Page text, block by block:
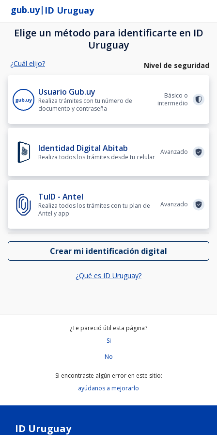
gub.uy| ID Uruguay
Elige un método para identificarte en ID
Uruguay
¿Cuál elijo? Nivel de seguridad
Usuario Gub.uy
Realiza trámites con tu número de
documento y contraseña
Básico o
intermedio
Identidad Digital Abitab
Realiza todos los trámites desde tu celular
Avanzado
TuID - Antel
Realiza todos los trámites con tu plan de
Antel y app
Avanzado
Crear mi identificación digital
¿Qué es ID Uruguay?
¿Te pareció útil esta página?
Si
No
Si encontraste algún error en este sitio:
ayúdanos a mejorarlo
ID Uruguay